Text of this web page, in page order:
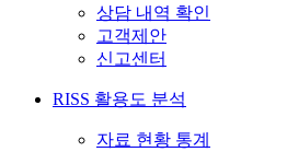
상담 내역 확인
고객제안
신고센터
RISS 활용도 분석
자료 현황 통계